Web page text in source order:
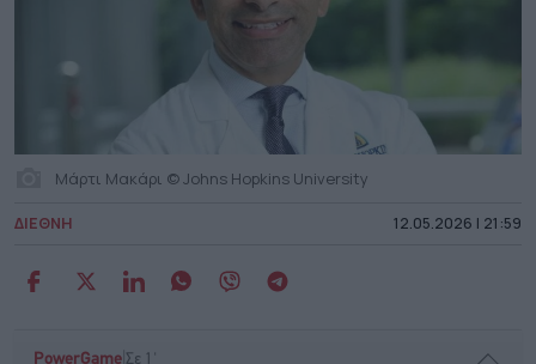
Mάρτι Μακάρι © Johns Hopkins University
ΔΙΕΘΝΗ 12.05.2026 | 21:59
PowerGame Σε 1'